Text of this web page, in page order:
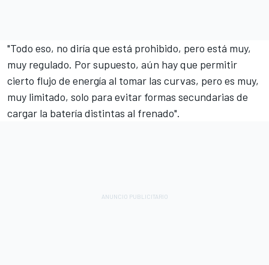
"Todo eso, no diría que está prohibido, pero está muy,
muy regulado. Por supuesto, aún hay que permitir
cierto flujo de energía al tomar las curvas, pero es muy,
muy limitado, solo para evitar formas secundarias de
cargar la batería distintas al frenado".